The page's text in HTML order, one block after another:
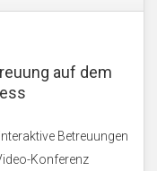
auf dem
Betreuungen
Konferenz